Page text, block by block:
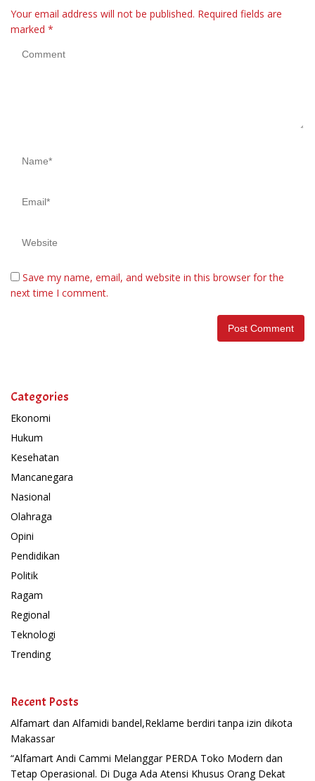
Your email address will not be published. Required fields are
marked *
Save my name, email, and website in this browser for the
next time I comment.
Categories
Ekonomi
Hukum
Kesehatan
Mancanegara
Nasional
Olahraga
Opini
Pendidikan
Politik
Ragam
Regional
Teknologi
Trending
Recent Posts
Alfamart dan Alfamidi bandel,Reklame berdiri tanpa izin dikota
Makassar
“Alfamart Andi Cammi Melanggar PERDA Toko Modern dan
Tetap Operasional. Di Duga Ada Atensi Khusus Orang Dekat